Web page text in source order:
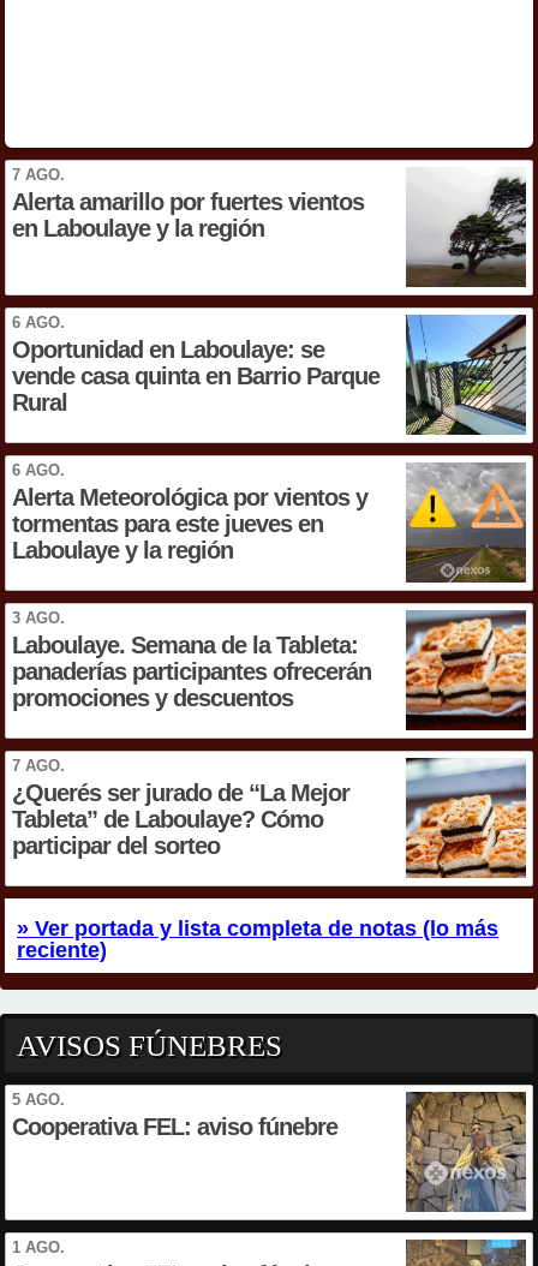
7 AGO.
Alerta amarillo por fuertes vientos
en Laboulaye y la región
6 AGO.
Oportunidad en Laboulaye: se
vende casa quinta en Barrio Parque
Rural
6 AGO.
Alerta Meteorológica por vientos y
tormentas para este jueves en
Laboulaye y la región
3 AGO.
Laboulaye. Semana de la Tableta:
panaderías participantes ofrecerán
promociones y descuentos
7 AGO.
¿Querés ser jurado de “La Mejor
Tableta” de Laboulaye? Cómo
participar del sorteo
» Ver portada y lista completa de notas (lo más
reciente)
AVISOS FÚNEBRES
5 AGO.
Cooperativa FEL: aviso fúnebre
1 AGO.